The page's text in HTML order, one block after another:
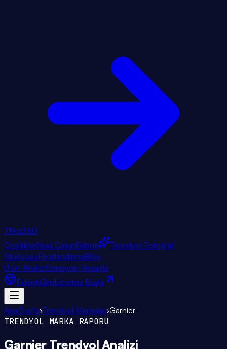
TPro360
ÖzelliklerNasıl ÇalışırEklenti
Trendyol Fotoğraf
StüdyosuFiyatlandırmaBlog
Ürün AnalizKomisyon Hesapla
EklentiGirişÜcretsiz Başla
Ana Sayfa›Trendyol Markaları›Garnier
TRENDYOL MARKA RAPORU
Garnier Trendyol Analizi